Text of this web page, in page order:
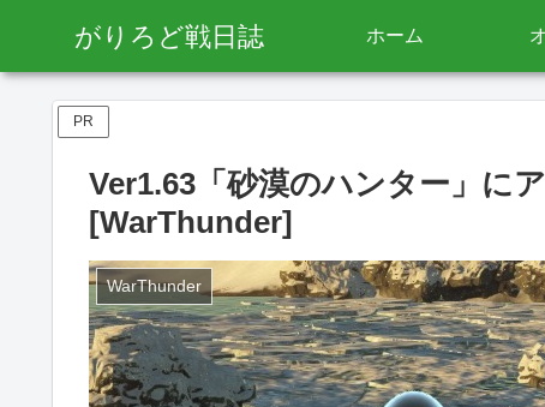
がりろど戦日誌 ホーム
PR
Ver1.63「砂漠のハンター」に
[WarThunder]
WarThunder